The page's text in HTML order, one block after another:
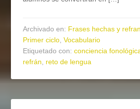
Archivado en: Frases hechas y
Primer ciclo,Vocabulario
Etiquetado con:conciencia
refrán, reto de lengua